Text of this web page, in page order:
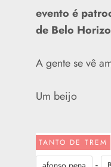
evento é
de Belo
A gente se vê
Um beijo
TANTO DE TREM